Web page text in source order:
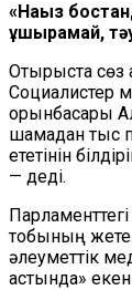
«Нағыз
ұшырамай,
Отырыста сөз
Социалистер
орынбасары
шамадан тыс
ететінін
— деді.
тобының
әлеуметтік
астында»